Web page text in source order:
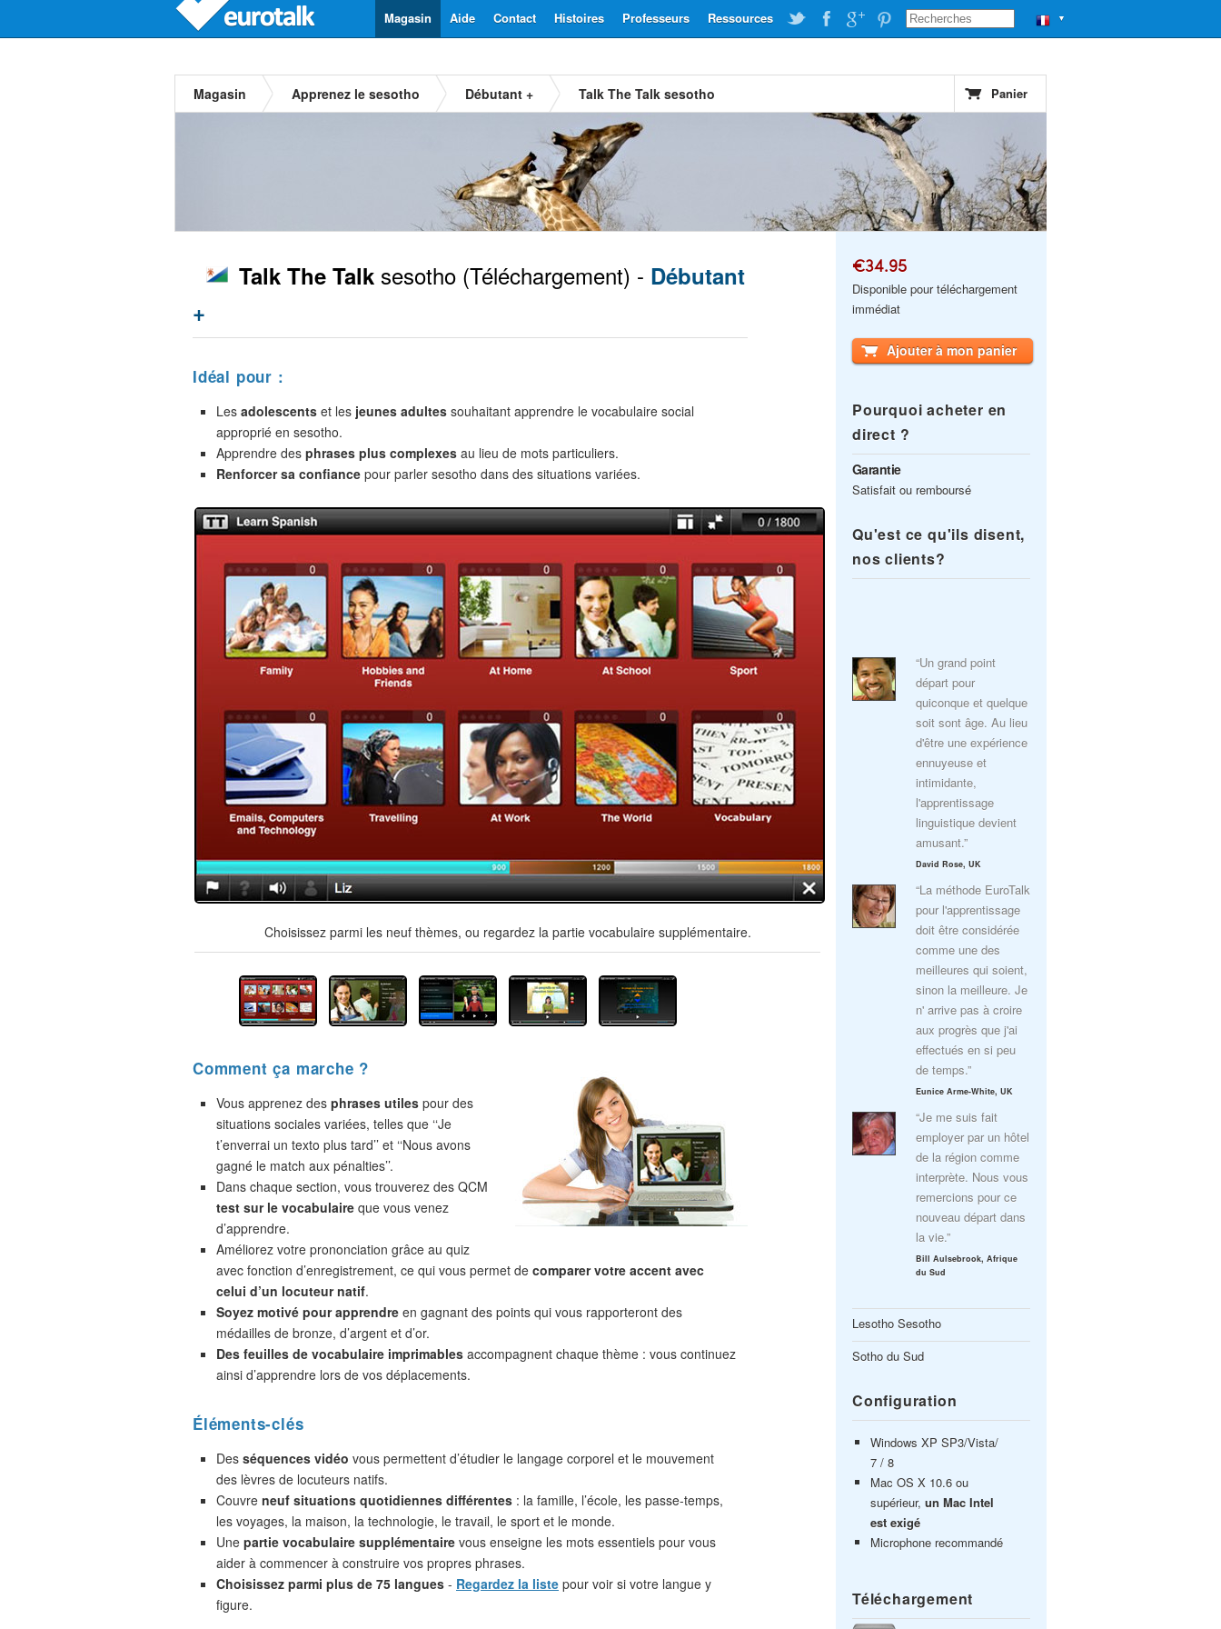
▼
Ressources
Professeurs
Histoires
Contact
Aide
Magasin
Magasin Apprenez le sesotho Débutant + Talk The Talk sesotho Panier
Talk The Talk sesotho (Téléchargement) - Débutant
+
Idéal pour :
Les adolescents et les jeunes adultes souhaitant apprendre le vocabulaire social
approprié en sesotho.
Apprendre des phrases plus complexes au lieu de mots particuliers.
Renforcer sa confiance pour parler sesotho dans des situations variées.
Choisissez parmi les neuf thèmes, ou regardez la partie vocabulaire supplémentaire.
Comment ça marche ?
Vous apprenez des phrases utiles pour des
situations sociales variées, telles que ‘‘Je
t’enverrai un texto plus tard’’ et ‘‘Nous avons
gagné le match aux pénalties’’.
Dans chaque section, vous trouverez des QCM
test sur le vocabulaire que vous venez
d’apprendre.
Améliorez votre prononciation grâce au quiz
avec fonction d’enregistrement, ce qui vous permet de comparer votre accent avec
celui d’un locuteur natif.
Soyez motivé pour apprendre en gagnant des points qui vous rapporteront des
médailles de bronze, d’argent et d’or.
Des feuilles de vocabulaire imprimables accompagnent chaque thème : vous continuez
ainsi d’apprendre lors de vos déplacements.
Éléments-clés
Des séquences vidéo vous permettent d’étudier le langage corporel et le mouvement
des lèvres de locuteurs natifs.
Couvre neuf situations quotidiennes différentes : la famille, l’école, les passe-temps,
les voyages, la maison, la technologie, le travail, le sport et le monde.
Une partie vocabulaire supplémentaire vous enseigne les mots essentiels pour vous
aider à commencer à construire vos propres phrases.
Choisissez parmi plus de 75 langues - Regardez la liste pour voir si votre langue y
figure.
€34.95
Disponible pour téléchargement
immédiat
Ajouter à mon panier
Pourquoi acheter en
direct ?
Garantie
Satisfait ou remboursé
Qu'est ce qu'ils disent,
nos clients?
“Un grand point
départ pour
quiconque et quelque
soit sont âge. Au lieu
d'être une expérience
ennuyeuse et
intimidante,
l'apprentissage
linguistique devient
amusant.”
David Rose, UK
“La méthode EuroTalk
pour l'apprentissage
doit être considérée
comme une des
meilleures qui soient,
sinon la meilleure. Je
n' arrive pas à croire
aux progrès que j'ai
effectués en si peu
de temps.”
Eunice Arme-White, UK
“Je me suis fait
employer par un hôtel
de la région comme
interprète. Nous vous
remercions pour ce
nouveau départ dans
la vie.”
Bill Aulsebrook, Afrique
du Sud
Lesotho Sesotho
Sotho du Sud
Configuration
Windows XP SP3/Vista/
7 / 8
Mac OS X 10.6 ou
supérieur, un Mac Intel
est exigé
Microphone recommandé
Téléchargement